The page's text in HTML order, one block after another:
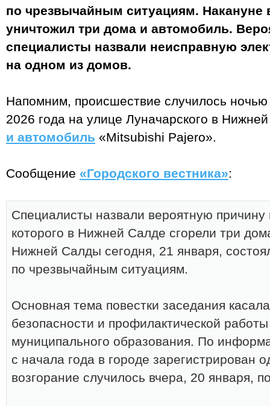
по чрезвычайным ситуациям. Накануне
уничтожил три дома и автомобиль.
специалисты назвали неисправную
на одном из домов.
Напомним, происшествие случилось ночью
2026 года на улице Луначарского в
и автомобиль «Mitsubishi Pajero».
Сообщение «Городского вестника»:
Специалисты назвали вероятную причину
которого в Нижней Салде сгорели три
Нижней Салды сегодня, 21 января,
по чрезвычайным ситуациям.
Основная тема повестки заседания
безопасности и профилактической
муниципального образования. По
с начала года в городе зарегистрирован
возгорание случилось вчера, 20 января,